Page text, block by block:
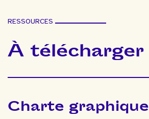
RESSOURCES
À télécharger
Charte graphique